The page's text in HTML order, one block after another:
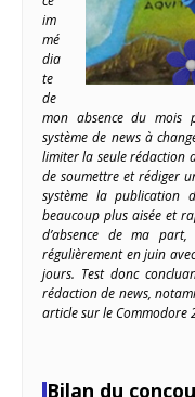
im
mé
dia
te
de
mon absence du mois
système de news à
limiter la seule rédaction
de soumettre et rédiger
système la publication
beaucoup plus aisée et
d’absence de ma
régulièrement en juin
jours. Test donc
rédaction de news,
article sur le Commodore
Bilan du